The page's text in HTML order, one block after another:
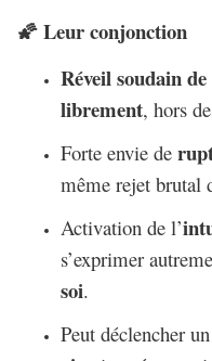
🌠 Leur conjonction
Réveil soudain
librement, hors
Forte envie de
même rejet brutal
Activation de l’
s’exprimer
soi.
Peut déclencher un